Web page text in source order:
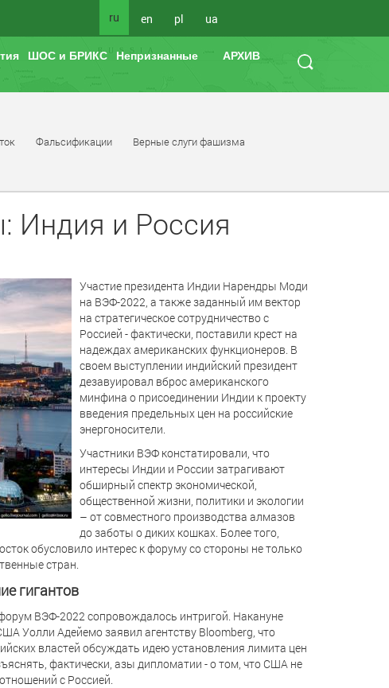
ru en pl ua
ШОС и БРИКС Непризнанные АРХИВ
Фальсификации Верные слуги фашизма
Индия и Россия
Участие президента Индии Нарендры Моди
на ВЭФ-2022, а также заданный им вектор
на стратегическое сотрудничество с
Россией - фактически, поставили крест на
надеждах американских функционеров. В
своем выступлении индийский президент
дезавуировал вброс американского
минфина о присоединении Индии к проекту
введения предельных цен на российские
энергоносители.
Участники ВЭФ констатировали, что
интересы Индии и России затрагивают
обширный спектр экономической,
общественной жизни, политики и экологии
– от совместного производства алмазов
до заботы о диких кошках. Более того,
обусловило интерес к форуму со стороны не только
стран.
гигантов
ВЭФ-2022 сопровождалось интригой. Накануне
Уолли Адейемо заявил агентству Bloomberg, что
властей обсуждать идею установления лимита цен
фактически, азы дипломатии - о том, что США не
с Россией.